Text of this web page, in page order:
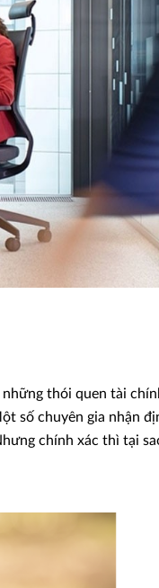
thói quen tài
số chuyên gia nhận
chính xác thì tại